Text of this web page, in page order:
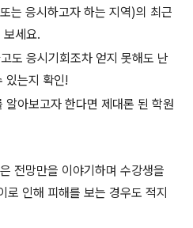
는 응시하고자 하는 지역)의 최근
세요.
도 응시기회조차 얻지 못해도 난
있는지 확인!
알아보고자 한다면 제대론 된 학원
전망만을 이야기하며 수강생을
로 인해 피해를 보는 경우도 적지